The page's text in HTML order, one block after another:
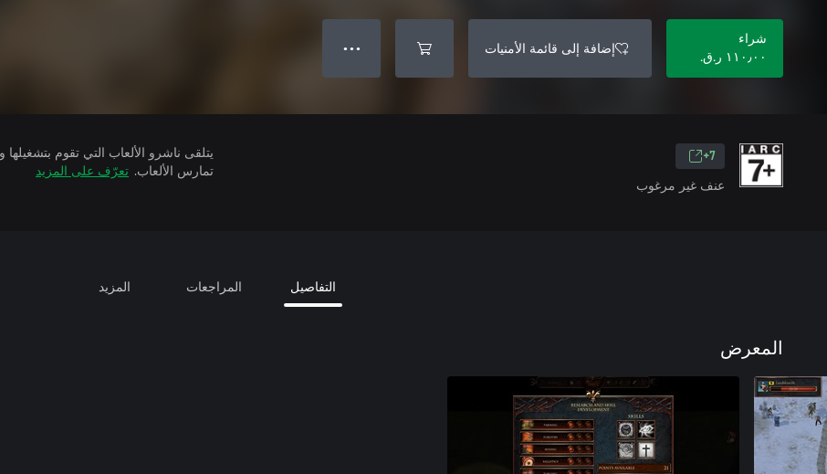
شراء
١١٠٫٠٠ ر.ق.‏
إضافة إلى قائمة الأمنيات ● ● ●
7+
عنف غير مرغوب
تمارس الألعاب. تعرّف على المزيد
التفاصيل المراجعات المزيد
المعرض